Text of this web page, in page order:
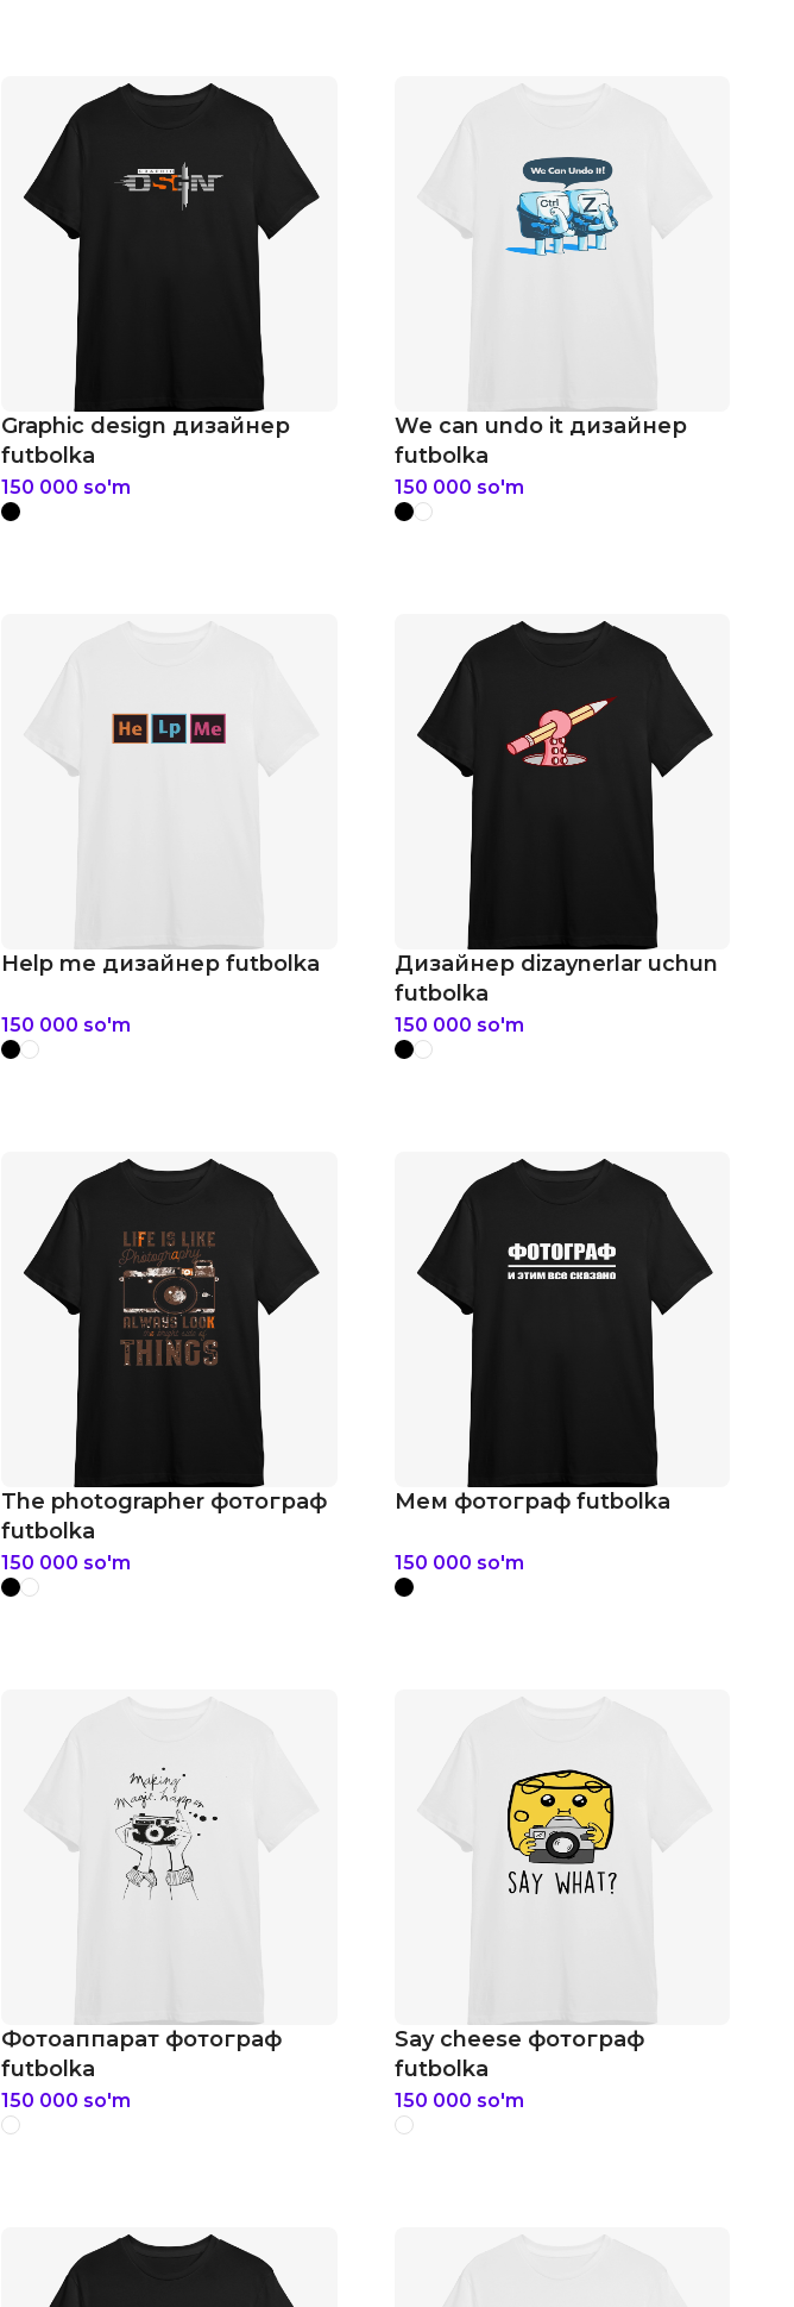
Graphic design дизайнер
futbolka
150 000 so'm
We can undo it дизайнер
futbolka
150 000 so'm
Help me дизайнер futbolka
150 000 so'm
Дизайнер dizaynerlar uchun
futbolka
150 000 so'm
The photographer фотограф
futbolka
150 000 so'm
Мем фотограф futbolka
150 000 so'm
Фотоаппарат фотограф
futbolka
150 000 so'm
Say cheese фотограф
futbolka
150 000 so'm